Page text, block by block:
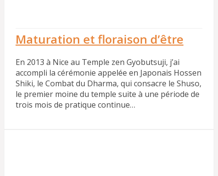
Maturation et floraison d’être
En 2013 à Nice au Temple zen Gyobutsuji, j’ai
accompli la cérémonie appelée en Japonais Hossen
Shiki, le Combat du Dharma, qui consacre le Shuso,
le premier moine du temple suite à une période de
trois mois de pratique continue…